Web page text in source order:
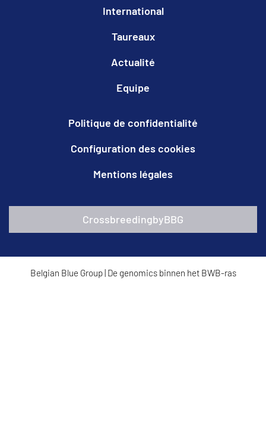
International
Taureaux
Actualité
Equipe
Politique de confidentialité
Configuration des cookies
Mentions légales
CrossbreedingbyBBG
Belgian Blue Group| De genomics binnen het BWB-ras